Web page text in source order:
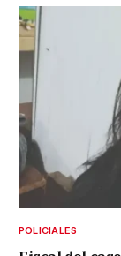
POLICIALES